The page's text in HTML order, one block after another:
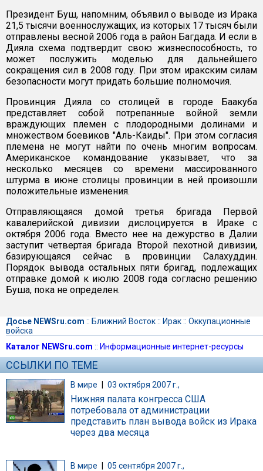
Президент Буш, напомним, объявил о выводе из Ирака
21,5 тысячи военнослужащих, из которых 17 тысяч были
отправлены весной 2006 года в район Багдада. И если в
Дияла схема подтвердит свою жизнеспособность, то
может послужить моделью для дальнейшего
сокращения сил в 2008 году. При этом иракским силам
безопасности могут придать большие полномочия.
Провинция Дияла со столицей в городе Баакуба
представляет собой потрепанные войной земли
враждующих племен с плодородными долинами и
множеством боевиков "Аль-Каиды". При этом согласия
племена не могут найти по очень многим вопросам.
Американское командование указывает, что за
несколько месяцев со времени массированного
штурма в июне столицы провинции в ней произошли
положительные изменения.
Отправляющаяся домой третья бригада Первой
кавалерийской дивизии дислоцируется в Ираке с
октября 2006 года. Вместо нее на дежурство в Далии
заступит четвертая бригада Второй пехотной дивизии,
базирующаяся сейчас в провинции Салахуддин.
Порядок вывода остальных пяти бригад, подлежащих
отправке домой к июлю 2008 года согласно решению
Буша, пока не определен.
Досье NEWSru.com :: Ближний Восток:: Ирак:: Оккупационные
войска
Каталог NEWSru.com :: Информационные интернет-ресурсы
ССЫЛКИ ПО ТЕМЕ
В мире | 03 октября 2007 г.,
Нижняя палата конгресса США
потребовала от администрации
представить план вывода войск из Ирака
через два месяца
В мире 05 сентября 2007 г.,